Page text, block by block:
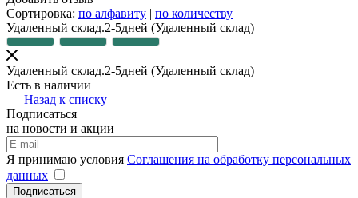
Сортировка: по алфавиту | по количеству
Удаленный склад.2-5дней (Удаленный склад)
Удаленный склад.2-5дней (Удаленный склад)
Есть в наличии
Назад к списку
Подписаться
на новости и акции
Я принимаю условия Соглашения на обработку персональных
данных
Подписаться